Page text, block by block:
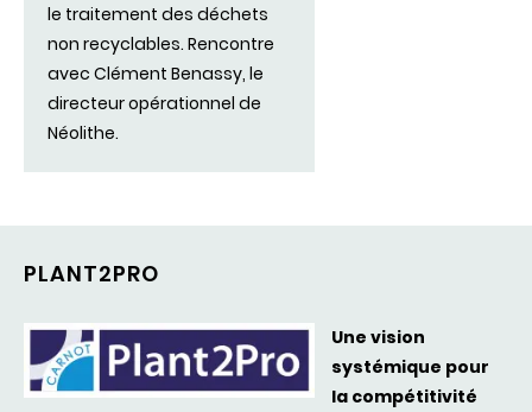
le traitement des déchets
non recyclables. Rencontre
avec Clément Benassy, le
directeur opérationnel de
Néolithe.
PLANT2PRO
Une vision
systémique pour
la compétitivité